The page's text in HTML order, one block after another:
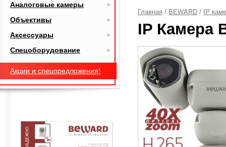
Главная / BEWARD / IP
IP Камера
Аналоговые камеры
Объективы
Аксессуары
Спецоборудование
Акции и спецпредложения!